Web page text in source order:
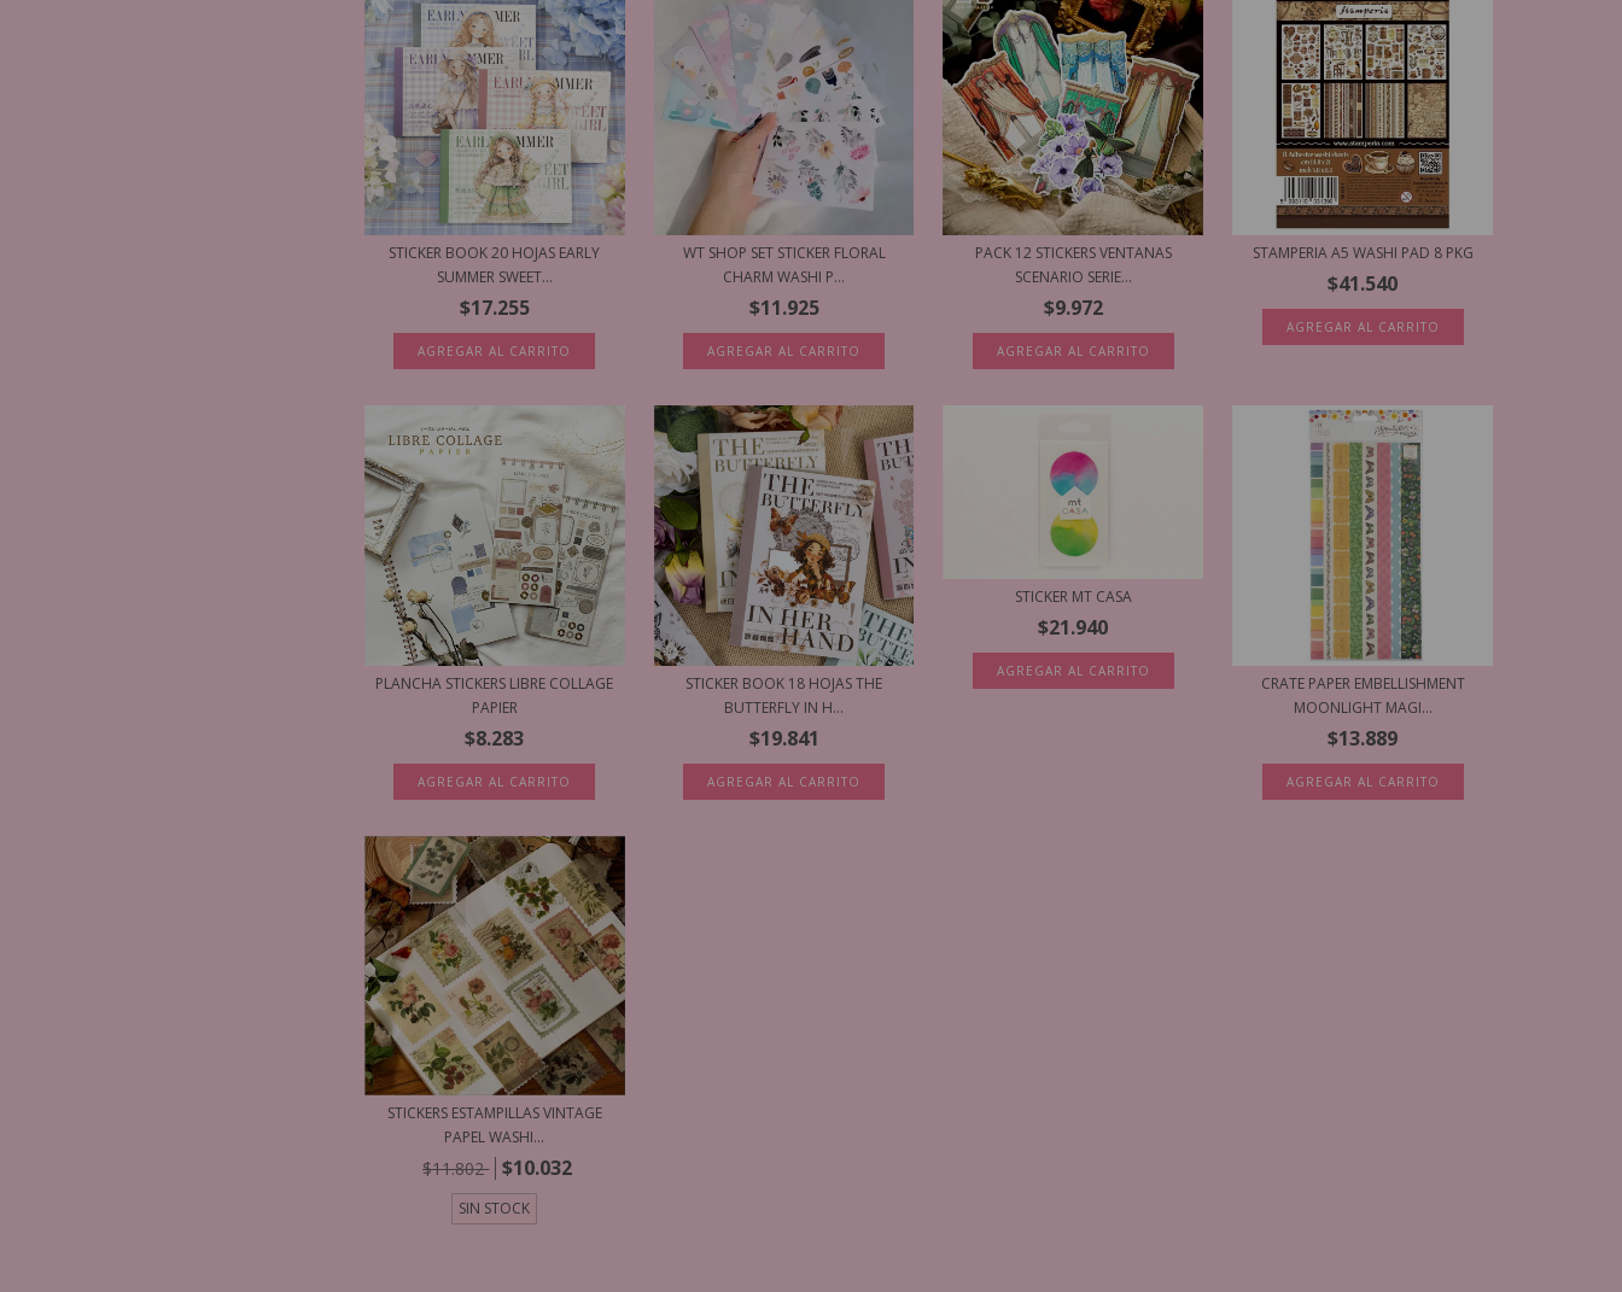
STICKER BOOK 20 HOJAS EARLY
SUMMER SWEET...
$17.255
AGREGAR AL CARRITO
WT SHOP SET STICKER FLORAL
CHARM WASHI P...
$11.925
AGREGAR AL CARRITO
PACK 12 STICKERS VENTANAS
SCENARIO SERIE...
$9.972
AGREGAR AL CARRITO
STAMPERIA A5 WASHI PAD 8 PKG
$41.540
AGREGAR AL CARRITO
PLANCHA STICKERS LIBRE COLLAGE
PAPIER
$8.283
AGREGAR AL CARRITO
STICKER BOOK 18 HOJAS THE
BUTTERFLY IN H...
$19.841
AGREGAR AL CARRITO
STICKER MT CASA
$21.940
AGREGAR AL CARRITO
CRATE PAPER EMBELLISHMENT
MOONLIGHT MAGI...
$13.889
STICKERS ESTAMPILLAS VINTAGE
PAPEL WASHI...
$11.802 $10.032
SIN STOCK